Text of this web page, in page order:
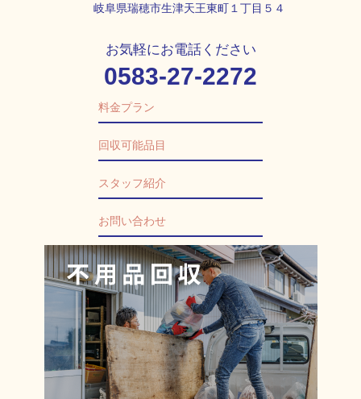
岐阜県瑞穂市生津天王東町１丁目５４
お気軽にお電話ください
0583-27-2272
料金プラン
回収可能品目
スタッフ紹介
お問い合わせ